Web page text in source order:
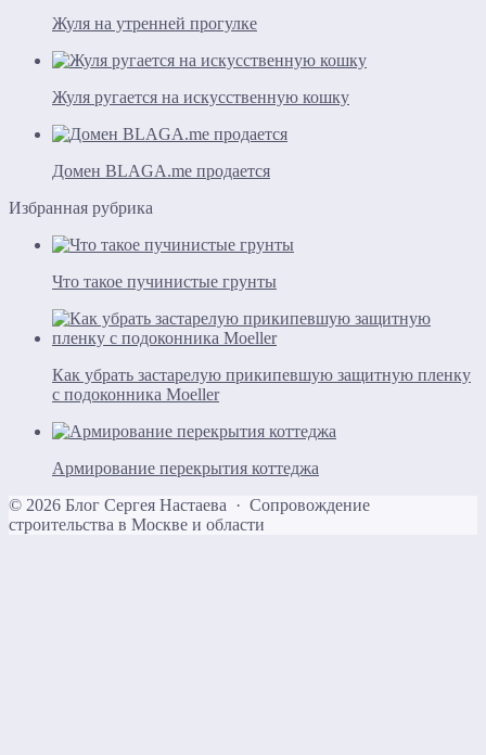
Жуля на утренней прогулке
Жуля ругается на искусственную кошку
Домен BLAGA.me продается
Избранная рубрика
Что такое пучинистые грунты
Как убрать застарелую прикипевшую защитную пленку
с подоконника Moeller
Армирование перекрытия коттеджа
© 2026 Блог Сергея Настаева · Сопровождение
строительства в Москве и области